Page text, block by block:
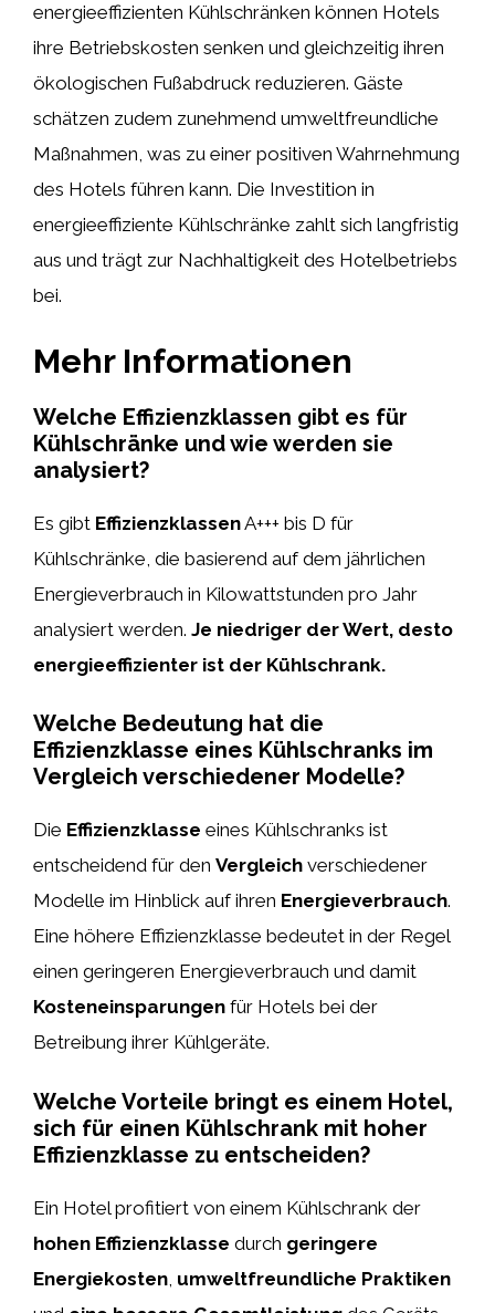
energieeffizienten Kühlschränken können Hotels
ihre Betriebskosten senken und gleichzeitig ihren
ökologischen Fußabdruck reduzieren. Gäste
schätzen zudem zunehmend umweltfreundliche
Maßnahmen, was zu einer positiven Wahrnehmung
des Hotels führen kann. Die Investition in
energieeffiziente Kühlschränke zahlt sich langfristig
aus und trägt zur Nachhaltigkeit des Hotelbetriebs
bei.
Mehr Informationen
Welche Effizienzklassen gibt es für
Kühlschränke und wie werden sie
analysiert?
Es gibt EffizienzklassenA+++ bis D für
Kühlschränke, die basierend auf dem jährlichen
Energieverbrauch in Kilowattstunden pro Jahr
analysiert werden. Je niedriger der Wert, desto
energieeffizienter ist der Kühlschrank.
Welche Bedeutung hat die
Effizienzklasse eines Kühlschranks im
Vergleich verschiedener Modelle?
Die Effizienzklasse eines Kühlschranks ist
entscheidend für den Vergleich verschiedener
Modelle im Hinblick auf ihren Energieverbrauch.
Eine höhere Effizienzklasse bedeutet in der Regel
einen geringeren Energieverbrauch und damit
Kosteneinsparungen für Hotels bei der
Betreibung ihrer Kühlgeräte.
Welche Vorteile bringt es einem Hotel,
sich für einen Kühlschrank mit hoher
Effizienzklasse zu entscheiden?
Ein Hotel profitiert von einem Kühlschrank der
hohen Effizienzklasse durch geringere
Energiekosten umweltfreundliche Praktiken